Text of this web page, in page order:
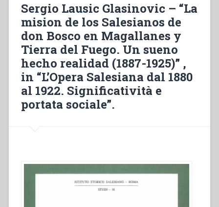
1880
al
1922.
Significatività
e
portata
sociale””
Sergio Lausic Glasinovic – “La
mision de los Salesianos de
don Bosco en Magallanes y
Tierra del Fuego. Un sueno
hecho realidad (1887-1925)” ,
in “L’Opera Salesiana dal 1880
al 1922. Significatività e
portata sociale”.